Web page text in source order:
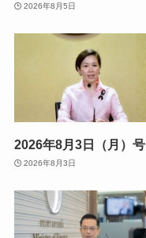
2026年8月5日
2026年8月3日（月）号
2026年8月3日